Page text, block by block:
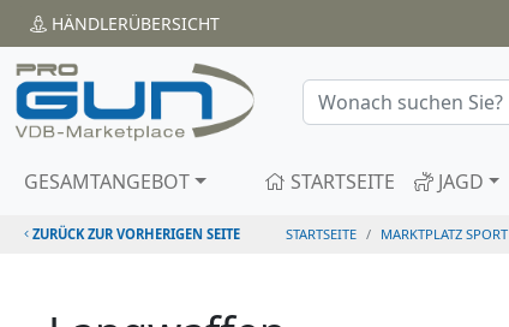
HÄNDLERÜBERSICHT
GESAMTANGEBOT STARTSEITE JAGD
ZURÜCK ZUR VORHERIGEN SEITE STARTSEITE MARKTPLATZ SPORT